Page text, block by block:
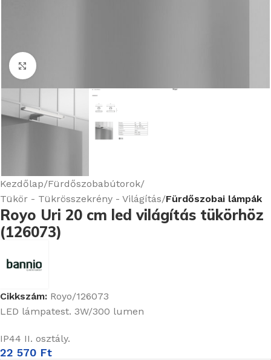
Nagyításhoz kattints ide
Kezdőlap Fürdőszobabútorok
Tükör - Tükrösszekrény - Világítás Fürdőszobai lámpák
Royo Uri 20 cm led világítás tükörhöz
(126073)
Cikkszám: Royo/126073
LED lámpatest. 3W/300 lumen
IP44 II. osztály.
22 570 Ft